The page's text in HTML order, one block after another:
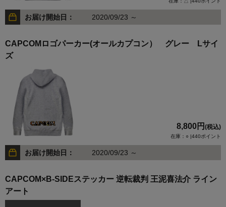
お届け開始日： 2020/09/23 ～
CAPCOMロゴパーカー(オールカプコン） グレー Lサイ
ズ
8,800円 (税込)
在庫：○ |440ポイント
お届け開始日： 2020/09/23 ～
CAPCOM×B-SIDEステッカー 逆転裁判 王泥喜法介 ライン
アート